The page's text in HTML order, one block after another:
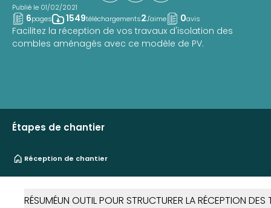
Publié le 01/02/2021
6pages 1549téléchargements2J'aime 0avis
Facilitez la réception de vos travaux d'isolation des
combles aménagés avec ce modèle de PV.
Étapes de chantier
Réception de chantier
RÉSUMÉUN OUTIL POUR STRUCTURER LA RÉCEPTION